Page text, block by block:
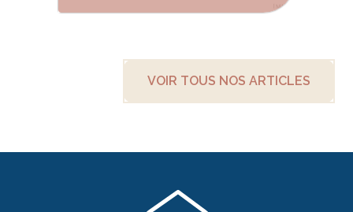
VOIR TOUS NOS ARTICLES